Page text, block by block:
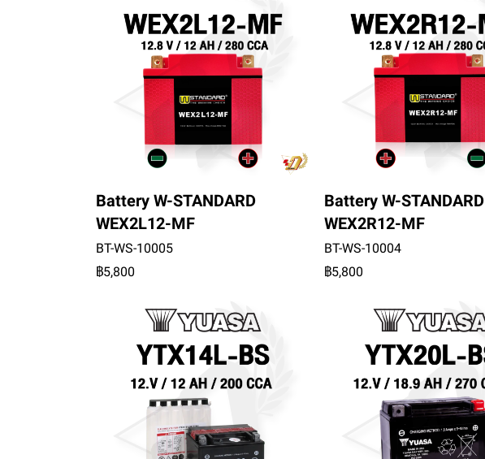
Battery W-STANDARD
WEX2L12-MF
BT-WS-10005
฿5,800
Battery W-STANDARD
WEX2R12-MF
BT-WS-10004
฿5,800